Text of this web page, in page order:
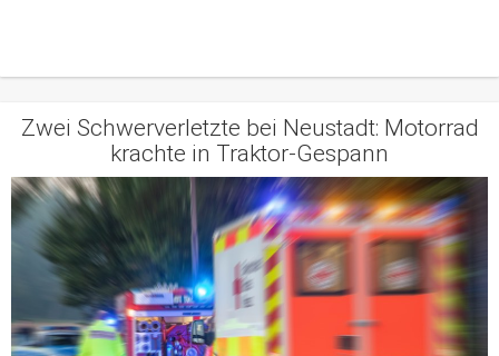
Zwei Schwerverletzte bei Neustadt: Motorrad
krachte in Traktor-Gespann